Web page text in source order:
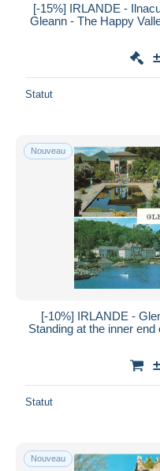
[-15%] IRLANDE -
Gleann - The Happy
Statut
Nouveau
[-10%] IRLANDE -
Standing at the inner
Statut
Nouveau